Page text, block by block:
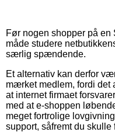
Før nogen shopper på
måde studere
særlig spændende.
Et alternativ kan derfor
mærket medlem, fordi det
at internet firmaet
med at e-shoppen
meget fortrolige
support, såfremt du